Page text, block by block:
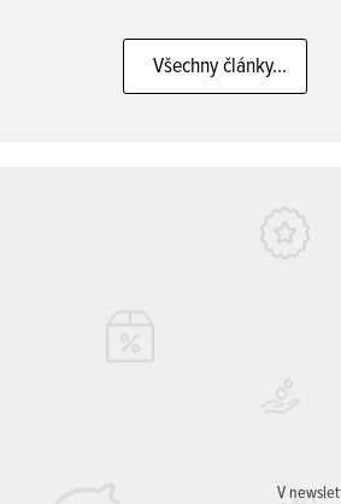
Všechny články...
V